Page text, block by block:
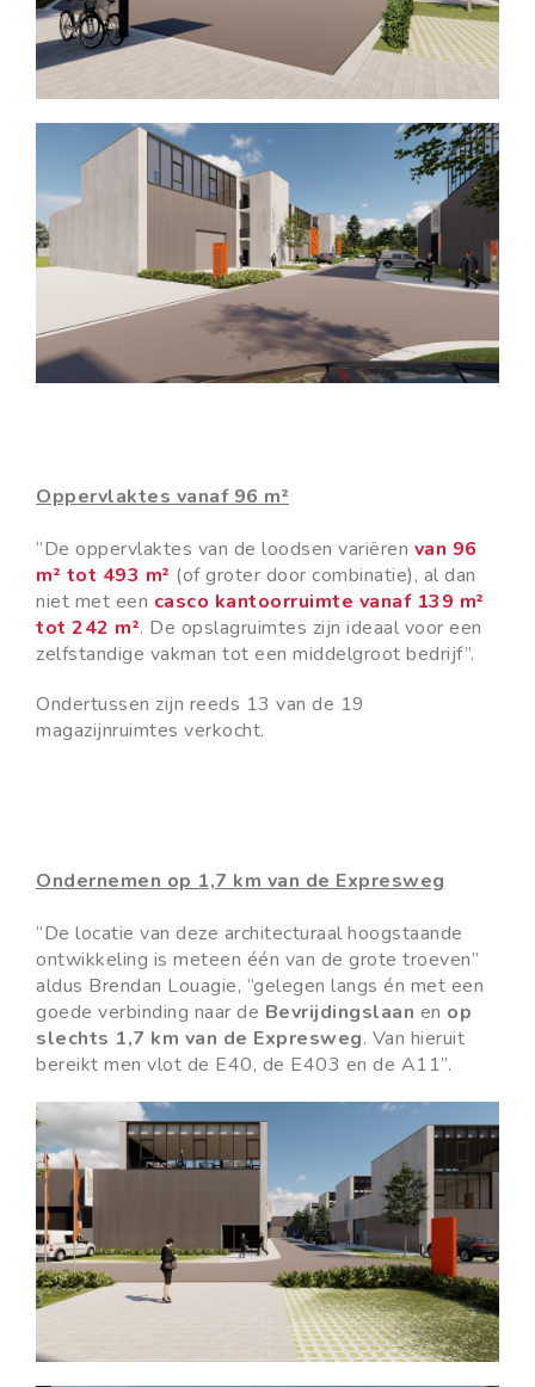
Oppervlaktes vanaf 96 m²
“De oppervlaktes van de loodsen variëren van 96
m² tot 493 m² (of groter door combinatie), al dan
niet met een casco kantoorruimte vanaf 139 m²
tot 242 m². De opslagruimtes zijn ideaal voor een
zelfstandige vakman tot een middelgroot bedrijf”.
Ondertussen zijn reeds 13 van de 19
magazijnruimtes verkocht.
Ondernemen op 1,7 km van de Expresweg
“De locatie van deze architecturaal hoogstaande
ontwikkeling is meteen één van de grote troeven”
aldus Brendan Louagie, “gelegen langs én met een
goede verbinding naar de Bevrijdingslaan en op
slechts 1,7 km van de Expresweg. Van hieruit
bereikt men vlot de E40, de E403 en de A11”.